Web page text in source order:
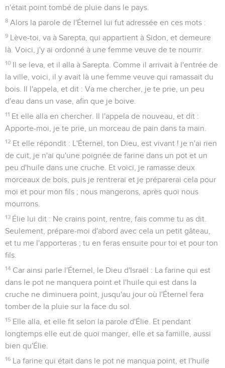
n'était point tombé de pluie dans le pays.
8 Alors la parole de l'Éternel lui fut adressée en ces mots :
9 Lève-toi, va à Sarepta, qui appartient à Sidon, et demeure
là. Voici, j'y ai ordonné à une femme veuve de te nourrir.
10 Il se leva, et il alla à Sarepta. Comme il arrivait à l'entrée de
la ville, voici, il y avait là une femme veuve qui ramassait du
bois. Il l'appela, et dit : Va me chercher, je te prie, un peu
d'eau dans un vase, afin que je boive.
11 Et elle alla en chercher. Il l'appela de nouveau, et dit :
Apporte-moi, je te prie, un morceau de pain dans ta main.
12 Et elle répondit : L'Éternel, ton Dieu, est vivant ! je n'ai rien
de cuit, je n'ai qu'une poignée de farine dans un pot et un
peu d'huile dans une cruche. Et voici, je ramasse deux
morceaux de bois, puis je rentrerai et je préparerai cela pour
moi et pour mon fils ; nous mangerons, après quoi nous
mourrons.
13 Élie lui dit : Ne crains point, rentre, fais comme tu as dit.
Seulement, prépare-moi d'abord avec cela un petit gâteau,
et tu me l'apporteras ; tu en feras ensuite pour toi et pour ton
fils.
14 Car ainsi parle l'Éternel, le Dieu d'Israël : La farine qui est
dans le pot ne manquera point et l'huile qui est dans la
cruche ne diminuera point, jusqu'au jour où l'Éternel fera
tomber de la pluie sur la face du sol.
15 Elle alla, et elle fit selon la parole d'Élie. Et pendant
longtemps elle eut de quoi manger, elle et sa famille, aussi
bien qu'Élie.
16 La farine qui était dans le pot ne manqua point, et l'huile